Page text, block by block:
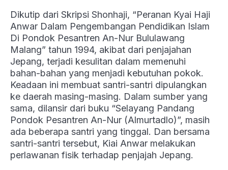
Dikutip dari Skripsi Shonhaji, “Peranan Kyai Haji
Anwar Dalam Pengembangan Pendidikan Islam
Di Pondok Pesantren An-Nur Bululawang
Malang” tahun 1994, akibat dari penjajahan
Jepang, terjadi kesulitan dalam memenuhi
bahan-bahan yang menjadi kebutuhan pokok.
Keadaan ini membuat santri-santri dipulangkan
ke daerah masing-masing. Dalam sumber yang
sama, dilansir dari buku “Selayang Pandang
Pondok Pesantren An-Nur (Almurtadlo)”, masih
ada beberapa santri yang tinggal. Dan bersama
santri-santri tersebut, Kiai Anwar melakukan
perlawanan fisik terhadap penjajah Jepang.